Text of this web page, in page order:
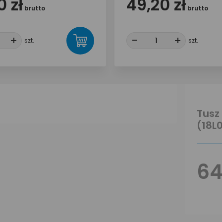
zł brutto
+ +
szt.
49,20 zł brutto
- + +
szt.